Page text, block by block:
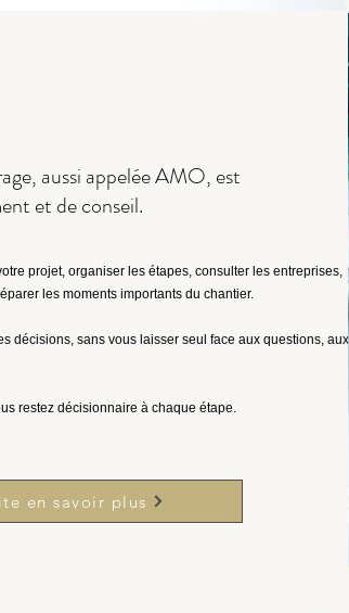
aussi appelée AMO, est
et de conseil.
projet, organiser les étapes, consulter les entreprises,
les moments importants du chantier.
décisions, sans vous laisser seul face aux questions, aux
restez décisionnaire à chaque étape.
en savoir plus